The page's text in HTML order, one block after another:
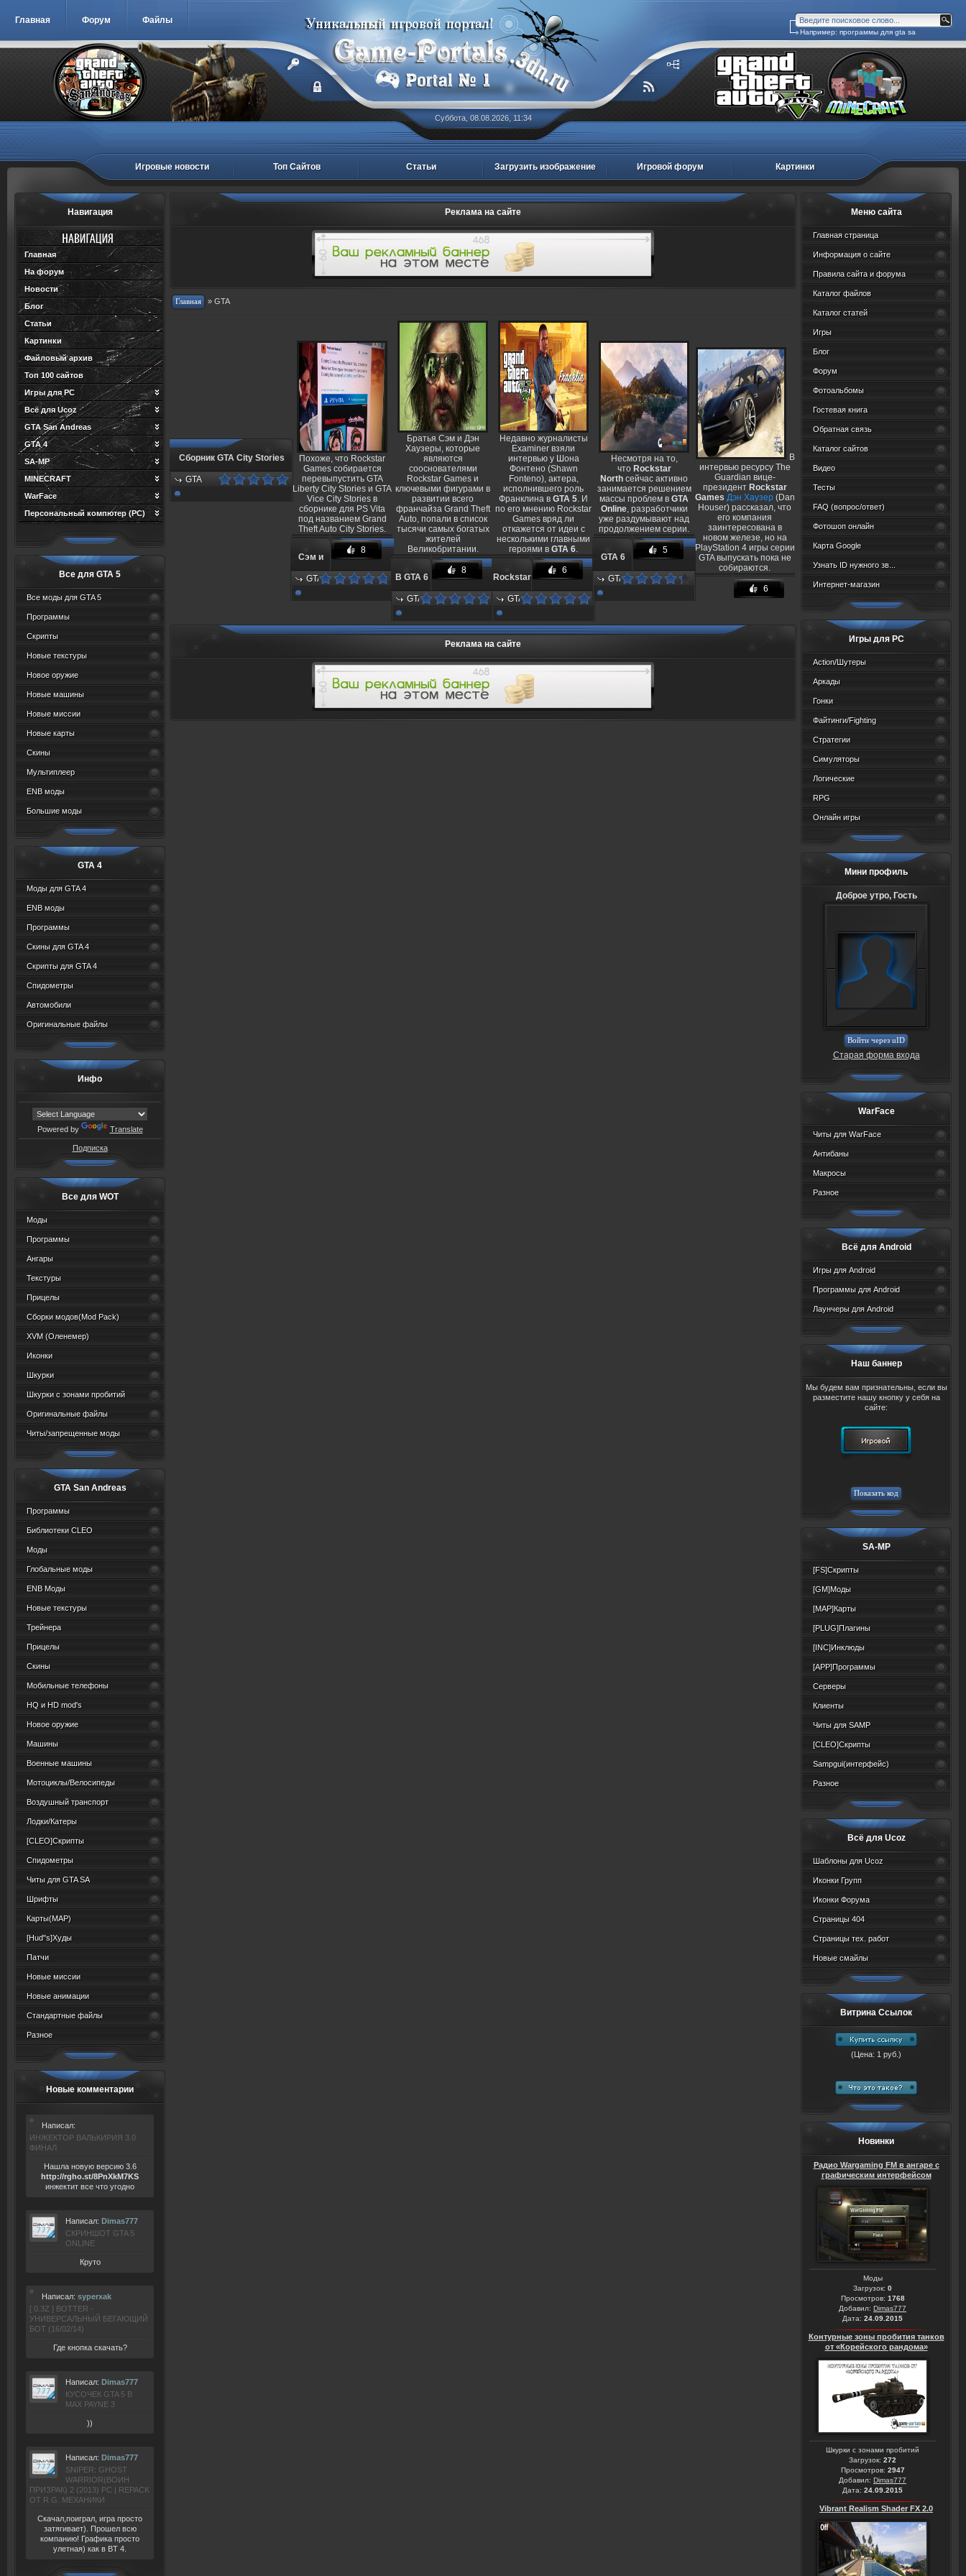
Главная Форум Файлы
Например: программы для gta sa
Суббота, 08.08.2026, 11:34
Игровые новости Топ Сайтов Статьи Загрузить изображение Игровой форум Картинки
Навигация
Главная
На форум
Новости
Блог
Статьи
Картинки
Файловый архив
Топ 100 сайтов
Игры для PC
Всё для Ucoz
GTA San Andreas
GTA 4
SA-MP
MINECRAFT
WarFace
Персональный компютер (PC)
Все для GTA 5
Все моды для GTA 5
Программы
Скрипты
Новые текстуры
Новое оружие
Новые машины
Новые миссии
Новые карты
Скины
Мультиплеер
ENB моды
Большие моды
GTA 4
Моды для GTA 4
ENB моды
Программы
Скины для GTA 4
Скрипты для GTA 4
Спидометры
Автомобили
Оригинальные файлы
Инфо
Powered by Translate
Подписка
Все для WOT
Моды
Программы
Ангары
Текстуры
Прицелы
Сборки модов(Mod Pack)
XVM (Oленемер)
Иконки
Шкурки
Шкурки с зонами пробитий
Оригинальные файлы
Читы/запрещенные моды
GTA San Andreas
Программы
Библиотеки CLEO
Моды
Глобальные моды
ENB Моды
Новые текстуры
Трейнера
Прицелы
Скины
Мобильные телефоны
HQ и HD mod's
Новое оружие
Машины
Военные машины
Мотоциклы/Велосипеды
Воздушный транспорт
Лодки/Катеры
[CLEO]Скрипты
Спидометры
Читы для GTA SA
Шрифты
Карты(MAP)
[Hud"s]Худы
Патчи
Новые миссии
Новые анимации
Стандартные файлы
Разное
Новые комментарии
Написал:
ИНЖЕКТОР ВАЛЬКИРИЯ 3.0
ФИНАЛ
Нашла новую версию 3.6
http://rgho.st/8PnXkM7KS
инжектит все что угодно
Написал: Dimas777
СКРИНШОТ GTA 5
ONLINE
Круто
Написал: syperxak
[ 0.3Z ] BOTTER -
УНИВЕРСАЛЬНЫЙ БЕГАЮЩИЙ
БОТ (16/02/14)
Где кнопка скачать?
Написал: Dimas777
КУСОЧЕК GTA 5 В
MAX PAYNE 3
))
Написал: Dimas777
SNIPER: GHOST
WARRIOR(ВОИН
ПРИЗРАК) 2 (2013) РС | REPACK
ОТ R.G. МЕХАНИКИ
Скачал,поиграл, игра просто
затягивает). Прошел всю
компанию! Графика просто
улетная) как в BT 4.
Меню сайта
Главная страница
Информация о сайте
Правила сайта и форума
Каталог файлов
Каталог статей
Игры
Блог
Форум
Фотоальбомы
Гостевая книга
Обратная связь
Каталог сайтов
Видео
Тесты
FAQ (вопрос/ответ)
Фотошоп онлайн
Карта Google
Узнать ID нужного зв...
Интернет-магазин
Игры для PC
Action/Шутеры
Аркады
Гонки
Файтинги/Fighting
Стратегии
Симуляторы
Логические
RPG
Онлайн игры
Мини профиль
Доброе утро, Гость
Войти через uID
Старая форма входа
WarFace
Читы для WarFace
Антибаны
Макросы
Разное
Всё для Android
Игры для Android
Программы для Android
Лаунчеры для Android
Наш баннер
Мы будем вам признательны, если вы
разместите нашу кнопку у себя на
сайте:
SA-MP
[FS]Скрипты
[GM]Моды
[MAP]Карты
[PLUG]Плагины
[INC]Инклюды
[APP]Программы
Серверы
Клиенты
Читы для SAMP
[CLEO]Скрипты
Sampgui(интерфейс)
Разное
Всё для Ucoz
Шаблоны для Ucoz
Иконки Групп
Иконки Форума
Страницы 404
Страницы тех. работ
Новые смайлы
Витрина Ссылок
(Цена: 1 руб.)
Новинки
Радио Wargaming FM в ангаре с
графическим интерфейсом
Моды
Загрузок: 0
Просмотров: 1768
Добавил: Dimas777
Дата: 24.09.2015
Контурные зоны пробития танков
от «Корейского рандома»
Шкурки с зонами пробитий
Загрузок: 272
Просмотров: 2947
Добавил: Dimas777
Дата: 24.09.2015
Vibrant Realism Shader FX 2.0
Реклама на сайте
» GTA
Сборник GTA City Stories
может выйти на PS Vita
GTA
Похоже, что Rockstar
Games собирается
перевыпустить GTA
Liberty City Stories и GTA
Vice City Stories в
сборнике для PS Vita
под названием Grand
Theft Auto City Stories.
8
Сэм и
список
GTA
19.07.2014
1123
Братья Сэм и Дэн
Хаузеры, которые
являются
сооснователями
Rockstar Games и
ключевыми фигурами в
развитии всего
франчайза Grand Theft
Auto, попали в список
тысячи самых богатых
жителей
Великобритании.
8
В GTA 6
наверняка
будет
больше
одного
героя
GTA
Dimas777
22.11.2013
543
Недавно журналисты
Examiner взяли
интервью у Шона
Фонтено (Shawn
Fonteno), актера,
исполнившего роль
Франклина в GTA 5. И
по его мнению Rockstar
Games вряд ли
откажется от идеи с
несколькими главными
героями в GTA 6.
6
Rockstar
вынашивает
идеи для
GTA 6
GTA
Dimas777
Дата:
10.10.2013
695
Несмотря на то,
что Rockstar
North сейчас активно
занимается решением
массы проблем в GTA
Online, разработчики
уже раздумывают над
продолжением серии.
5
GTA 6
еще не в
GTA
10.10.2013
614
В
интервью ресурсу The
Guardian вице-
президент Rockstar
Games Дэн Хаузер(Dan
Houser) рассказал, что
его компания
заинтересована в
новом железе, но на
PlayStation 4 игры серии
GTA выпускать пока не
собираются.
6
Реклама на сайте